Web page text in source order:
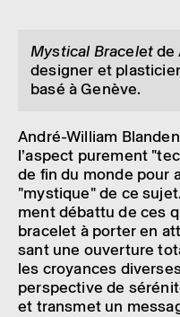
Mysti­cal Brace­letde
desi­gner et
basé à Genève.
André-William
l’as­pect pure­ment
de fin du monde pour
"mystique" de ce
ment débattu de ces
brace­let à porter en
sant une ouver­ture
les croyances
pers­pec­tive de
et trans­met un